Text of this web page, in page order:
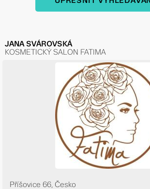
JANA SVÁROVSKÁ
KOSMETICKÝ SALON FATIMA
Příšovice 66, Česko